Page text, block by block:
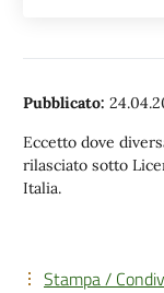
Pubblicato:
Eccetto dove
rilasciato sotto
Italia.
Stampa /